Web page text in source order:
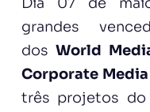
grandes
dos World
Corporate
três projetos do